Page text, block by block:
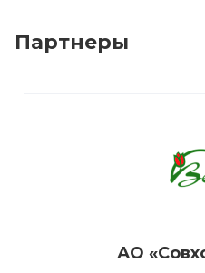
Партнеры
АО